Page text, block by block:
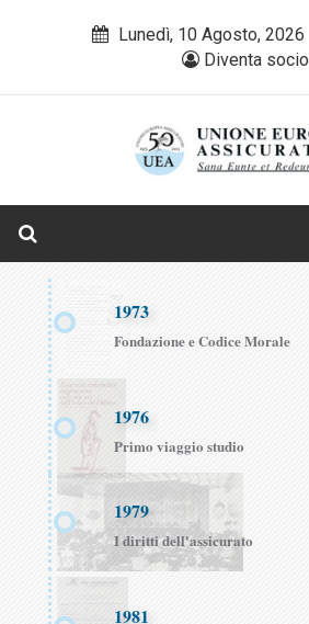
Lunedì, 10 Agosto, 2026
Diventa socio
1973
Fondazione e Codice Morale
1976
Primo viaggio studio
1979
I diritti dell'assicurato
1981